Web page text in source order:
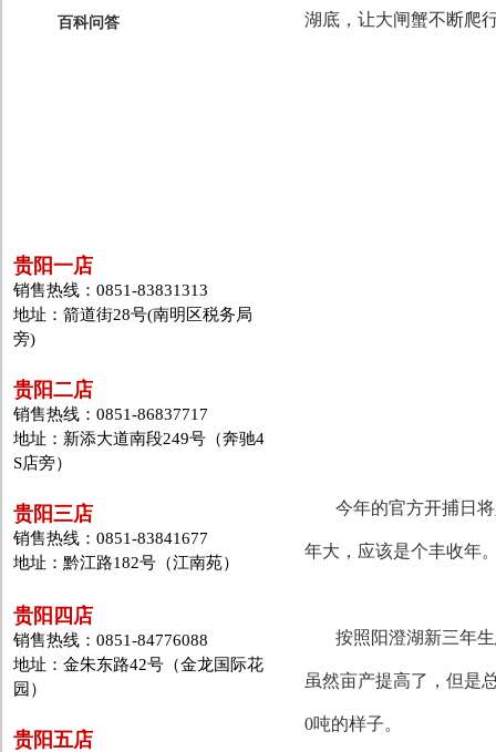
百科问答
贵阳一店
销售热线：0851-83831313
地址：箭道街28号(南明区税务局
旁)
贵阳二店
销售热线：0851-86837717
地址：新添大道南段249号（奔驰4
S店旁）
贵阳三店
销售热线：0851-83841677
地址：黔江路182号（江南苑）
贵阳四店
销售热线：0851-84776088
地址：金朱东路42号（金龙国际花
园）
贵阳五店
湖底，让大闸蟹不断爬
今年的官方开捕日将
年大，应该是个丰收年
按照阳澄湖新三年
虽然亩产提高了，但是
0吨的样子。